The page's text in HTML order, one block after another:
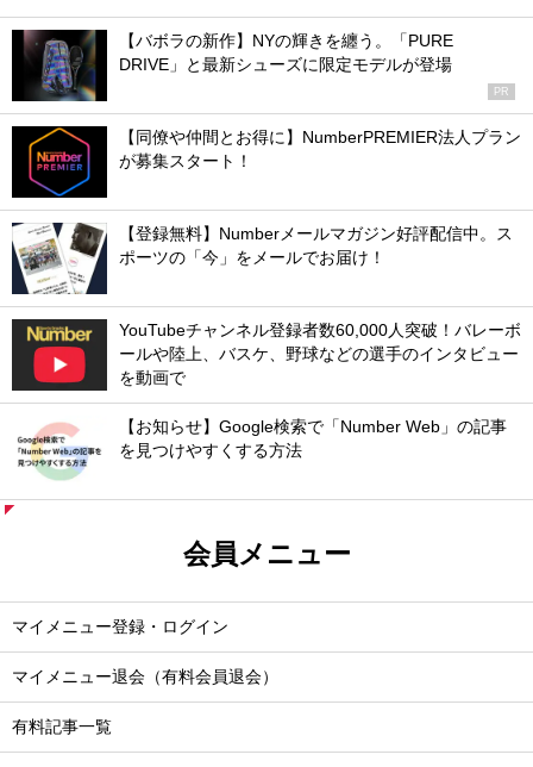
【バボラの新作】NYの輝きを纏う。「PURE
DRIVE」と最新シューズに限定モデルが登場
PR
【同僚や仲間とお得に】NumberPREMIER法人プラン
が募集スタート！
【登録無料】Numberメールマガジン好評配信中。ス
ポーツの「今」をメールでお届け！
YouTubeチャンネル登録者数60,000人突破！バレーボ
ールや陸上、バスケ、野球などの選手のインタビュー
を動画で
【お知らせ】Google検索で「Number Web」の記事
を見つけやすくする方法
会員メニュー
マイメニュー登録・ログイン
マイメニュー退会（有料会員退会）
有料記事一覧